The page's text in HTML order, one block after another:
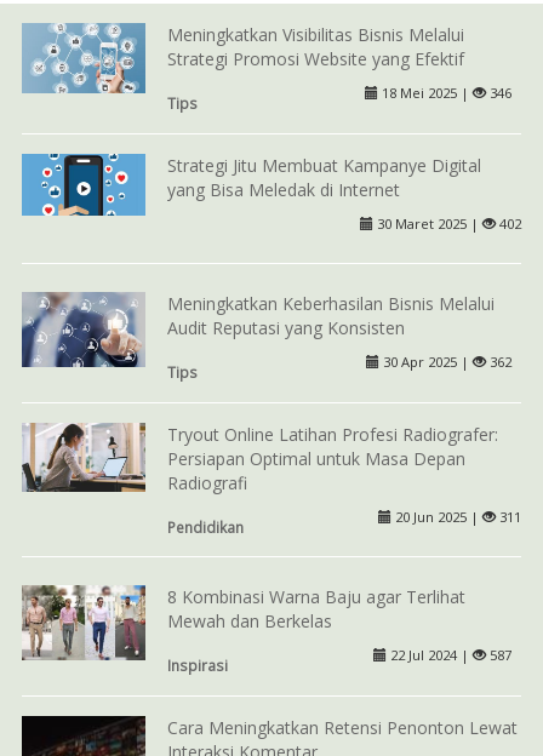
Meningkatkan Visibilitas Bisnis Melalui
Strategi Promosi Website yang Efektif
Tips
18 Mei 2025 | 346
Strategi Jitu Membuat Kampanye Digital
yang Bisa Meledak di Internet
30 Maret 2025 | 402
Meningkatkan Keberhasilan Bisnis Melalui
Audit Reputasi yang Konsisten
Tips
30 Apr 2025 | 362
Tryout Online Latihan Profesi Radiografer:
Persiapan Optimal untuk Masa Depan
Radiografi
Pendidikan
20 Jun 2025 | 311
8 Kombinasi Warna Baju agar Terlihat
Mewah dan Berkelas
Inspirasi
22 Jul 2024 | 587
Cara Meningkatkan Retensi Penonton Lewat